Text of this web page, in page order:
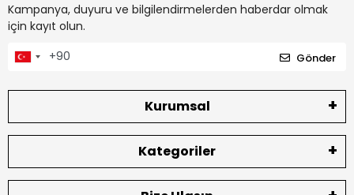
Kampanya, duyuru ve bilgilendirmelerden haberdar olmak
için kayıt olun.
Gönder
Kurumsal
Kategoriler